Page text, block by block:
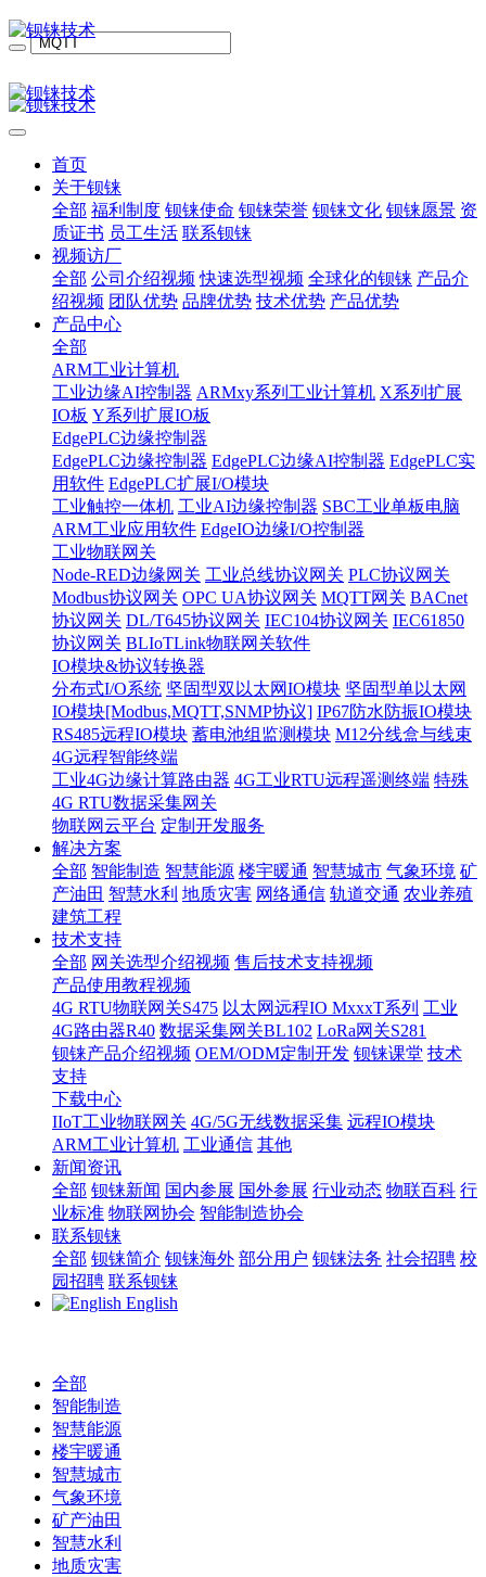
首页
关于钡铼
全部 福利制度 钡铼使命 钡铼荣誉 钡铼文化 钡铼愿景 资
质证书 员工生活 联系钡铼
视频访厂
全部 公司介绍视频 快速选型视频 全球化的钡铼 产品介
绍视频 团队优势 品牌优势 技术优势 产品优势
产品中心
全部
ARM工业计算机
工业边缘AI控制器 ARMxy系列工业计算机 X系列扩展
IO板 Y系列扩展IO板
EdgePLC边缘控制器
EdgePLC边缘控制器 EdgePLC边缘AI控制器 EdgePLC实
用软件 EdgePLC扩展I/O模块
工业触控一体机 工业AI边缘控制器 SBC工业单板电脑
ARM工业应用软件 EdgeIO边缘I/O控制器
工业物联网关
Node-RED边缘网关 工业总线协议网关 PLC协议网关
Modbus协议网关 OPC UA协议网关 MQTT网关 BACnet
协议网关 DL/T645协议网关 IEC104协议网关 IEC61850
协议网关 BLIoTLink物联网关软件
IO模块&协议转换器
分布式I/O系统 坚固型双以太网IO模块 坚固型单以太网
IO模块[Modbus,MQTT,SNMP协议] IP67防水防振IO模块
RS485远程IO模块 蓄电池组监测模块 M12分线盒与线束
4G远程智能终端
工业4G边缘计算路由器 4G工业RTU远程遥测终端 特殊
4G RTU数据采集网关
物联网云平台 定制开发服务
解决方案
全部 智能制造 智慧能源 楼宇暖通 智慧城市 气象环境 矿
产油田 智慧水利 地质灾害 网络通信 轨道交通 农业养殖
建筑工程
技术支持
全部 网关选型介绍视频 售后技术支持视频
产品使用教程视频
4G RTU物联网关S475 以太网远程IO MxxxT系列 工业
4G路由器R40 数据采集网关BL102 LoRa网关S281
钡铼产品介绍视频 OEM/ODM定制开发 钡铼课堂 技术
支持
下载中心
IIoT工业物联网关 4G/5G无线数据采集 远程IO模块
ARM工业计算机 工业通信 其他
新闻资讯
全部 钡铼新闻 国内参展 国外参展 行业动态 物联百科 行
业标准 物联网协会 智能制造协会
联系钡铼
全部 钡铼简介 钡铼海外 部分用户 钡铼法务 社会招聘 校
园招聘 联系钡铼
English
全部
智能制造
智慧能源
楼宇暖通
智慧城市
气象环境
矿产油田
智慧水利
地质灾害